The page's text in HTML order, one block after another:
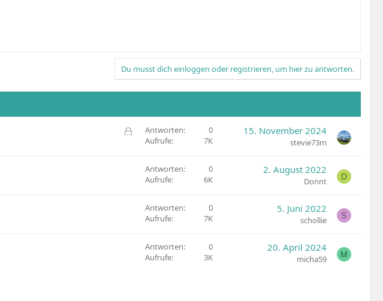
Du musst dich einloggen oder registrieren, um hier zu antworten.
G
Antworten
0
Aufrufe
7K
15. November 2024
stevie73m
Antworten
0
Aufrufe
6K
2. August 2022
Donnt D
Antworten
0
Aufrufe
7K
5. Juni 2022
schollie S
Antworten
0
Aufrufe
3K
20. April 2024
micha59 M